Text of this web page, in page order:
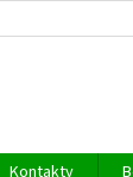
Kontakty